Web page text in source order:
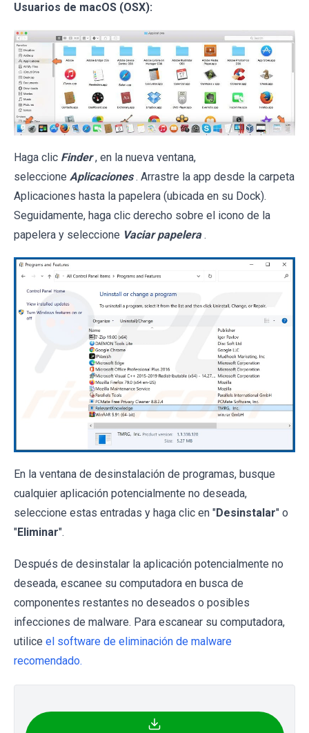
Usuarios de macOS (OSX):
Haga clic Finder , en la nueva ventana,
seleccione Aplicaciones . Arrastre la app desde la carpeta
Aplicaciones hasta la papelera (ubicada en su Dock).
Seguidamente, haga clic derecho sobre el icono de la
papelera y seleccione Vaciar papelera .
En la ventana de desinstalación de programas, busque
cualquier aplicación potencialmente no deseada,
seleccione estas entradas y haga clic en "Desinstalar" o
"Eliminar".
Después de desinstalar la aplicación potencialmente no
deseada, escanee su computadora en busca de
componentes restantes no deseados o posibles
infecciones de malware. Para escanear su computadora,
utilice el software de eliminación de malware
recomendado.